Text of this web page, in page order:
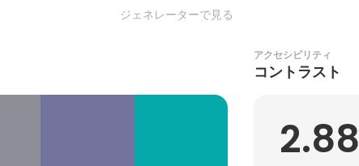
ジェネレーターで見る
アクセシビリティ
コントラスト
2.88